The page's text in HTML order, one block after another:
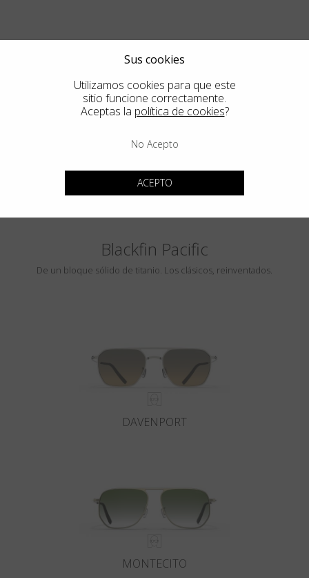
LUMINAR
Blackfin Pacific
De un bloque sólido de titanio. Los clásicos, reinventados.
DAVENPORT
MONTECITO
Sus cookies
Utilizamos cookies para que este
sitio funcione correctamente.
Aceptas la política de cookies?
No Acepto
ACEPTO